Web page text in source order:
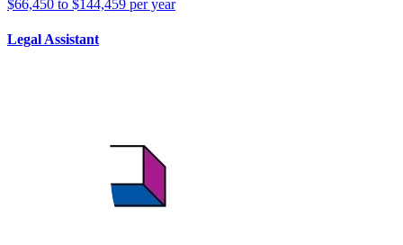
$66,450 to $144,459 per year
Legal Assistant